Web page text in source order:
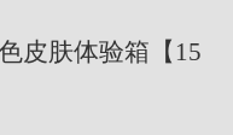
皮肤体验箱【15